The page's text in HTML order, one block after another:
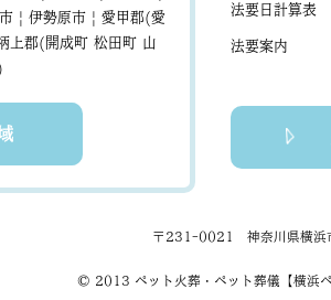
| 伊勢原市 | 愛甲郡(愛
上郡(開成町 松田町 山
法要日計算表
法要案内
〒231-0021 神奈川県横浜
© 2013 ペット火葬・ペット葬儀【横浜